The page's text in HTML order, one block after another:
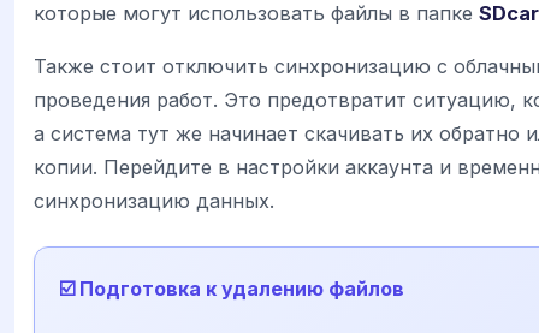
которые могут использовать файлы в папке
Также стоит отключить синхронизацию с
проведения работ. Это предотвратит ситуацию,
а система тут же начинает скачивать их обратно
копии. Перейдите в настройки аккаунта и
синхронизацию данных.
☑️ Подготовка к удалению файлов